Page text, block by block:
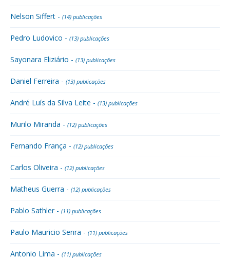
Nelson Siffert - (14) publicações
Pedro Ludovico - (13) publicações
Sayonara Eliziário - (13) publicações
Daniel Ferreira - (13) publicações
André Luís da Silva Leite - (13) publicações
Murilo Miranda - (12) publicações
Fernando França - (12) publicações
Carlos Oliveira - (12) publicações
Matheus Guerra - (12) publicações
Pablo Sathler - (11) publicações
Paulo Mauricio Senra - (11) publicações
Antonio Lima - (11) publicações